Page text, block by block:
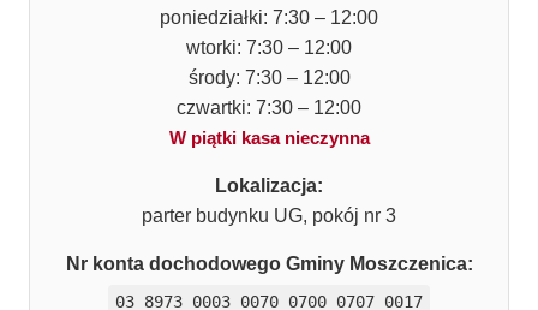
poniedziałki: 7:30 – 12:00
wtorki: 7:30 – 12:00
środy: 7:30 – 12:00
czwartki: 7:30 – 12:00
W piątki kasa nieczynna
Lokalizacja:
parter budynku UG, pokój nr 3
Nr konta dochodowego Gminy Moszczenica:
03 8973 0003 0070 0700 0707 0017